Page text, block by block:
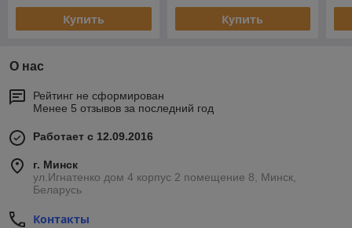
Купить Купить
О нас
Рейтинг не сформирован
Менее 5 отзывов за последний год
Работает с 12.09.2016
г. Минск
ул.Игнатенко дом 4 корпус 2 помещение 8, Минск,
Беларусь
Контакты